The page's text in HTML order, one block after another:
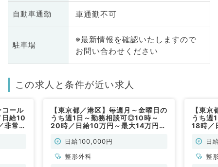
自動車通勤 車通勤不可
駐車場
※最新情報を確認いたしますので
お問い合わせください
この求人と条件が近い求人
コール
日給10
非常
【東京都／港区】毎週月～金曜日の
うち週1日～勤務相談可◎10時～
20時／日給10万円～最大14万円☆
にて専門外来のお仕事です！（整形
日給100,000円
整形外科
【東
うち週
18時／
にて日
整